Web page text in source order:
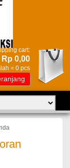
cart:
Rp 0,00
= 0 pcs